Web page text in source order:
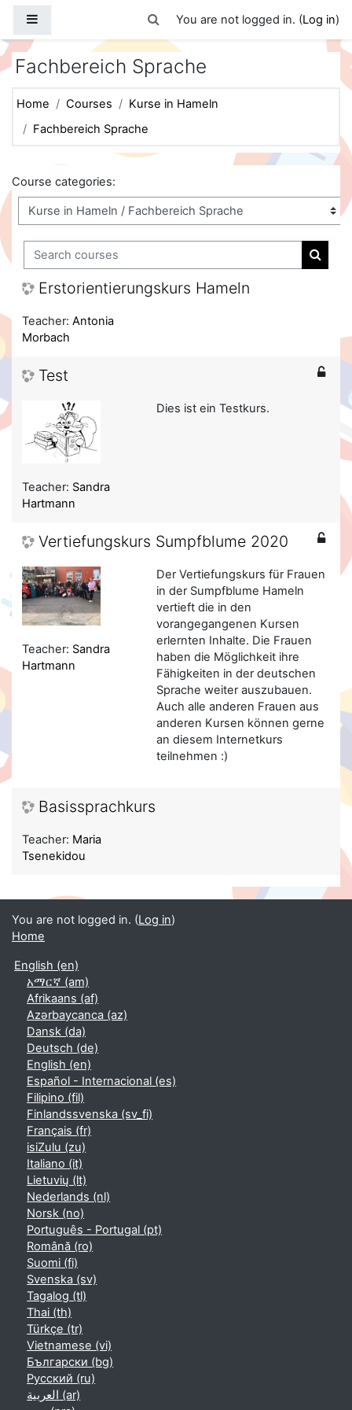
Toggle search input
You are not logged in. (Log in)
Fachbereich Sprache
Home Courses
Kurse in Hameln
Fachbereich Sprache
Course categories:
Search courses
Erstorientierungskurs Hameln
Teacher: Antonia
Morbach
Test
Dies ist ein Testkurs.
Teacher: Sandra
Hartmann
Vertiefungskurs Sumpfblume 2020
Der Vertiefungskurs für Frauen
in der Sumpfblume Hameln
vertieft die in den
vorangegangenen Kursen
erlernten Inhalte. Die Frauen
haben die Möglichkeit ihre
Fähigkeiten in der deutschen
Sprache weiter auszubauen.
Auch alle anderen Frauen aus
anderen Kursen können gerne
an diesem Internetkurs
teilnehmen :)
Teacher: Sandra
Hartmann
Basissprachkurs
Teacher: Maria
Tsenekidou
You are not logged in. (Log in)
Home
English ‎(en)‎
አማርኛ ‎(am)‎
Afrikaans ‎(af)‎
Azərbaycanca ‎(az)‎
Dansk ‎(da)‎
Deutsch ‎(de)‎
English ‎(en)‎
Español - Internacional ‎(es)‎
Filipino ‎(fil)‎
Finlandssvenska ‎(sv_fi)‎
Français ‎(fr)‎
isiZulu ‎(zu)‎
Italiano ‎(it)‎
Lietuvių ‎(lt)‎
Nederlands ‎(nl)‎
Norsk ‎(no)‎
Português - Portugal ‎(pt)‎
Română ‎(ro)‎
Suomi ‎(fi)‎
Svenska ‎(sv)‎
Tagalog ‎(tl)‎
Thai ‎(th)‎
Türkçe ‎(tr)‎
Vietnamese ‎(vi)‎
Български ‎(bg)‎
Русский ‎(ru)‎
العربية ‎(ar)‎